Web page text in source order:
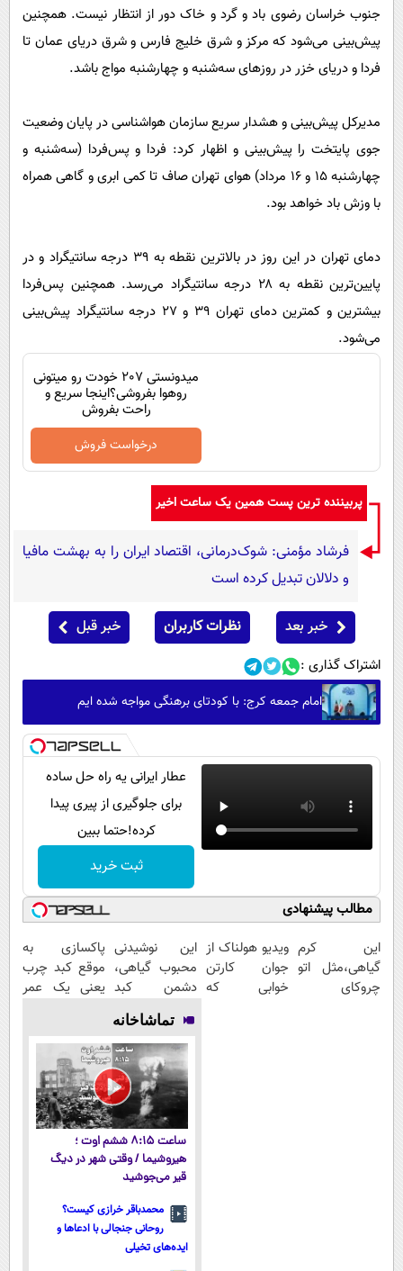
جنوب خراسان رضوی باد و گرد و خاک دور از انتظار نیست. همچنین
پیش‌بینی می‌شود که مرکز و شرق خلیج فارس و شرق دریای عمان تا
فردا و دریای خزر در روز‌های سه‌شنبه و چهارشنبه مواج باشد.
مدیرکل پیش‌بینی و هشدار سریع سازمان هواشناسی در پایان وضعیت
جوی پایتخت را پیش‌بینی و اظهار کرد: فردا و پس‌فردا (سه‌شنبه و
چهارشنبه ۱۵ و ۱۶ مرداد) هوای تهران صاف تا کمی ابری و گاهی همراه
با وزش باد خواهد بود.
دمای تهران در این روز در بالاترین نقطه به ۳۹ درجه سانتیگراد و در
پایین‌ترین نقطه به ۲۸ درجه سانتیگراد می‌رسد. همچنین پس‌فردا
بیشترین و کمترین دمای تهران ۳۹ و ۲۷ درجه سانتیگراد پیش‌بینی
می‌شود.
میدونستی 207 خودت رو میتونی
روهوا بفروشی؟اینجا سریع و
راحت بفروش
درخواست فروش
پربیننده ترین پست همین یک ساعت اخیر
فرشاد مؤمنی: شوک‌درمانی، اقتصاد ایران را به بهشت مافیا
و دلالان تبدیل کرده است
خبر بعد نظرات کاربران خبر قبل
اشتراک گذاری :
امام جمعه کرج: با کودتای برهنگی مواجه شده ایم
عطار ایرانی یه راه حل ساده
برای جلوگیری از پیری پیدا
کرده!حتما ببین
ثبت خرید
مطالب پیشنهادی
این کرم
گیاهی،مثل اتو
چروکای
ویدیو هولناک از
جوان کارتن
خوابی که
این نوشیدنی
محبوب گیاهی،
دشمن کبد
است(فروش
ویژه فقط امروز)
پاکسازی به
موقع کبد چرب
یعنی یک عمر
تماشاخانه
ساعت ۸:۱۵ ششم اوت ؛
هیروشیما / وقتی شهر در دیگ
قیر می‌جوشید
محمدباقر خرازی کیست؟
روحانی جنجالی با ادعاها و
ایده‌های تخیلی